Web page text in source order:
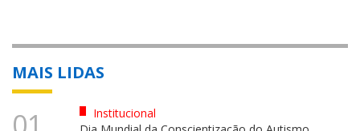
MAIS LIDAS
Institucional